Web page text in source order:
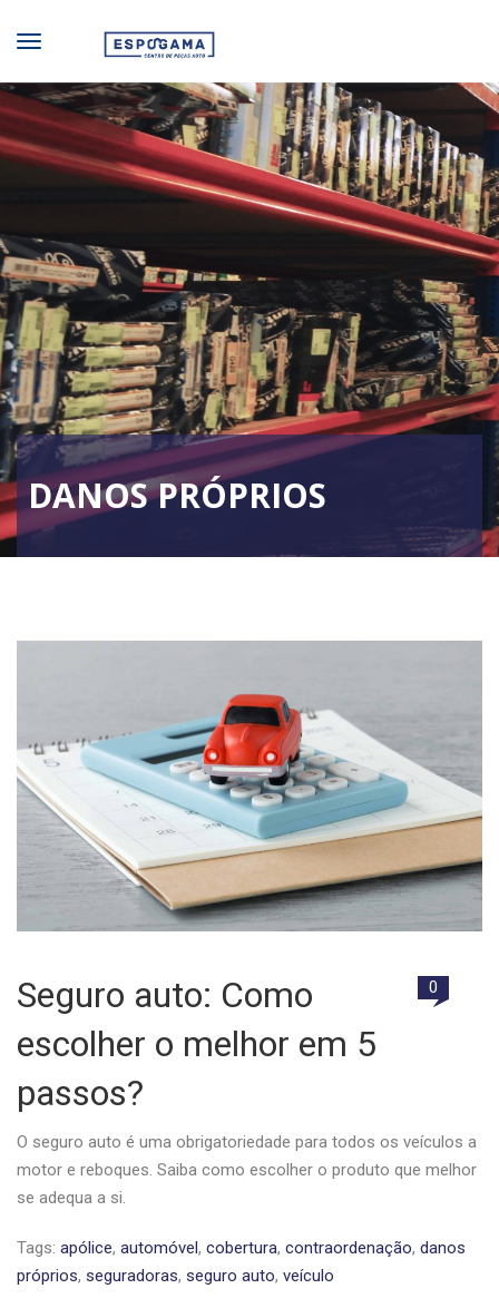
DANOS PRÓPRIOS
Seguro auto: Como
escolher o melhor em 5
passos?
0
O seguro auto é uma obrigatoriedade para todos os veículos a
motor e reboques. Saiba como escolher o produto que melhor
se adequa a si.
Tags: apólice, automóvel, cobertura, contraordenação, danos
próprios, seguradoras, seguro auto, veículo